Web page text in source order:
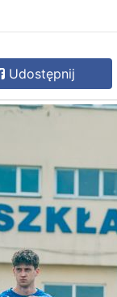
Udostępnij